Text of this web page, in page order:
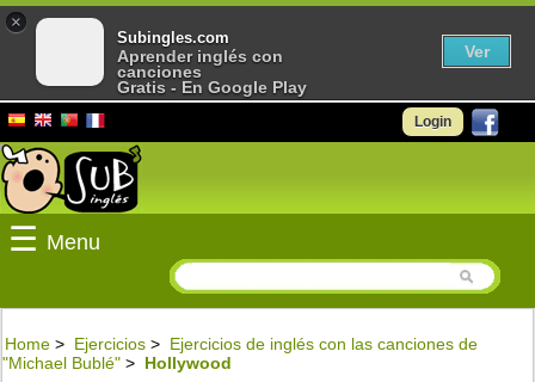
Login
☰ Menu
Home > Ejercicios > Ejercicios de inglés con las canciones de
"Michael Bublé" > Hollywood
×
Subingles.com
Aprender inglés con
canciones
Gratis - En Google Play
Ver